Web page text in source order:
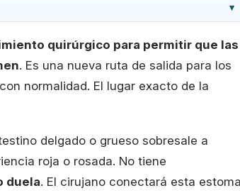
▾
quirúrgico para permitir que las
. Es una nueva ruta de salida para los
normalidad. El lugar exacto de la
delgado o grueso sobresale a
roja o rosada. No tiene
duela. El cirujano conectará esta estoma